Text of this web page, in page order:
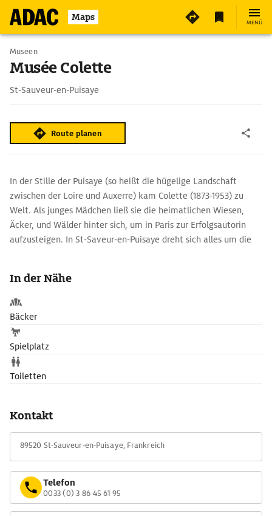
Maps MENÜ
Museen
Musée Colette
St-Sauveur-en-Puisaye
Route planen
In der Stille der Puisaye (so heißt die hügelige Landschaft
zwischen der Loire und Auxerre) kam Colette (1873-1953) zu
Welt. Als junges Mädchen ließ sie die heimatlichen Wiesen,
Äcker, und Wälder hinter sich, um in Paris zur Erfolgsautorin
aufzusteigen. In St-Saveur-en-Puisaye dreht sich alles um die
Das Schloss ist heute das Musée Colette. Zu sehen sind das rote
Schlafzimmer der Autorin und der Salon ihrer Wohnung im
Pariser Palais-Royal. Aus einem Lautsprecher tönt ihre Stimme,
unverwechselbar wegen des burgundischen Akzents, der jedes
»R« kräftig rollen lässt.
In der Nähe
Bäcker
Spielplatz
Toiletten
Kontakt
89520 St-Sauveur-en-Puisaye, Frankreich
Telefon
0033 (0) 3 86 45 61 95